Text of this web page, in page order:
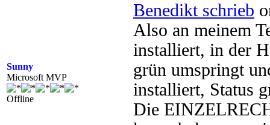
Sunny
Microsoft MVP
Offline
Benedikt schrieb
Also an meinem
installiert, in der
grün umspringt
installiert, Status
Die